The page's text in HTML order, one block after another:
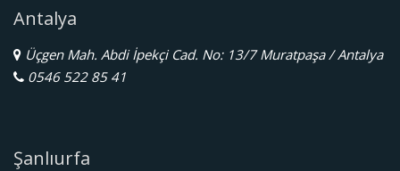
Antalya
Üçgen Mah. Abdi İpekçi Cad. No: 13/7 Muratpaşa / Antalya
0546 522 85 41
Şanlıurfa